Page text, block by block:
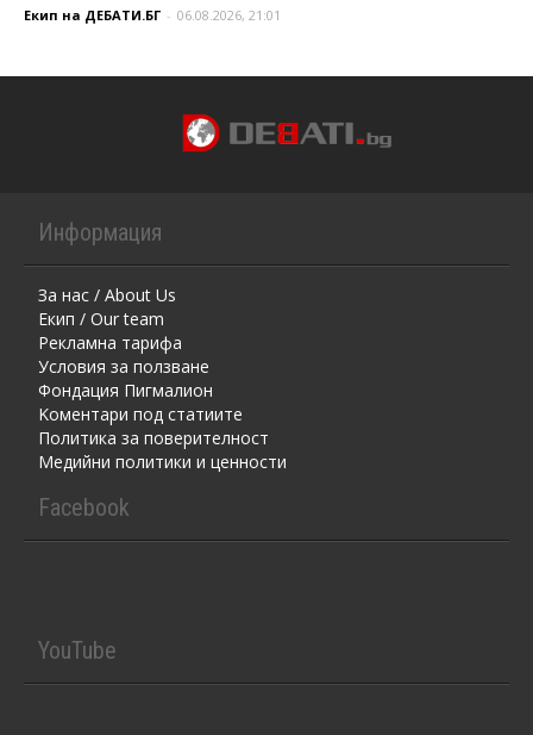
Екип на ДЕБАТИ.БГ - 06.08.2026, 21:01
Информация
За нас / About Us
Екип / Our team
Рекламна тарифа
Условия за ползване
Фондация Пигмалион
Kоментaри под статиите
Политика за поверителност
Медийни политики и ценности
Facebook
YouTube